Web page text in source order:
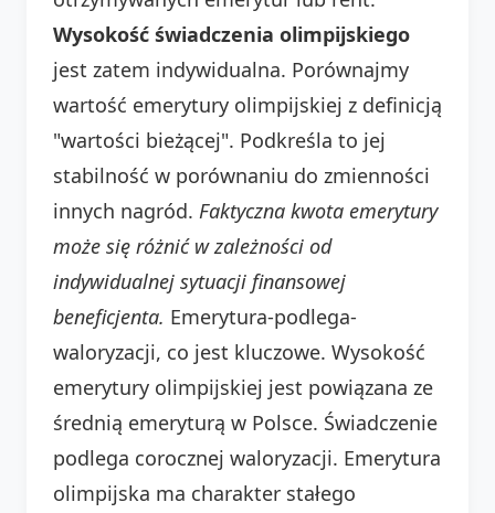
Wysokość świadczenia olimpijskiego
jest zatem indywidualna. Porównajmy
wartość emerytury olimpijskiej z definicją
"wartości bieżącej". Podkreśla to jej
stabilność w porównaniu do zmienności
innych nagród. Faktyczna kwota emerytury
może się różnić w zależności od
indywidualnej sytuacji finansowej
beneficjenta. Emerytura-podlega-
waloryzacji, co jest kluczowe. Wysokość
emerytury olimpijskiej jest powiązana ze
średnią emeryturą w Polsce. Świadczenie
podlega corocznej waloryzacji. Emerytura
olimpijska ma charakter stałego